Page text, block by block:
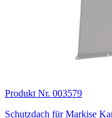
Produkt Nr. 003579
Schutzdach für Markise